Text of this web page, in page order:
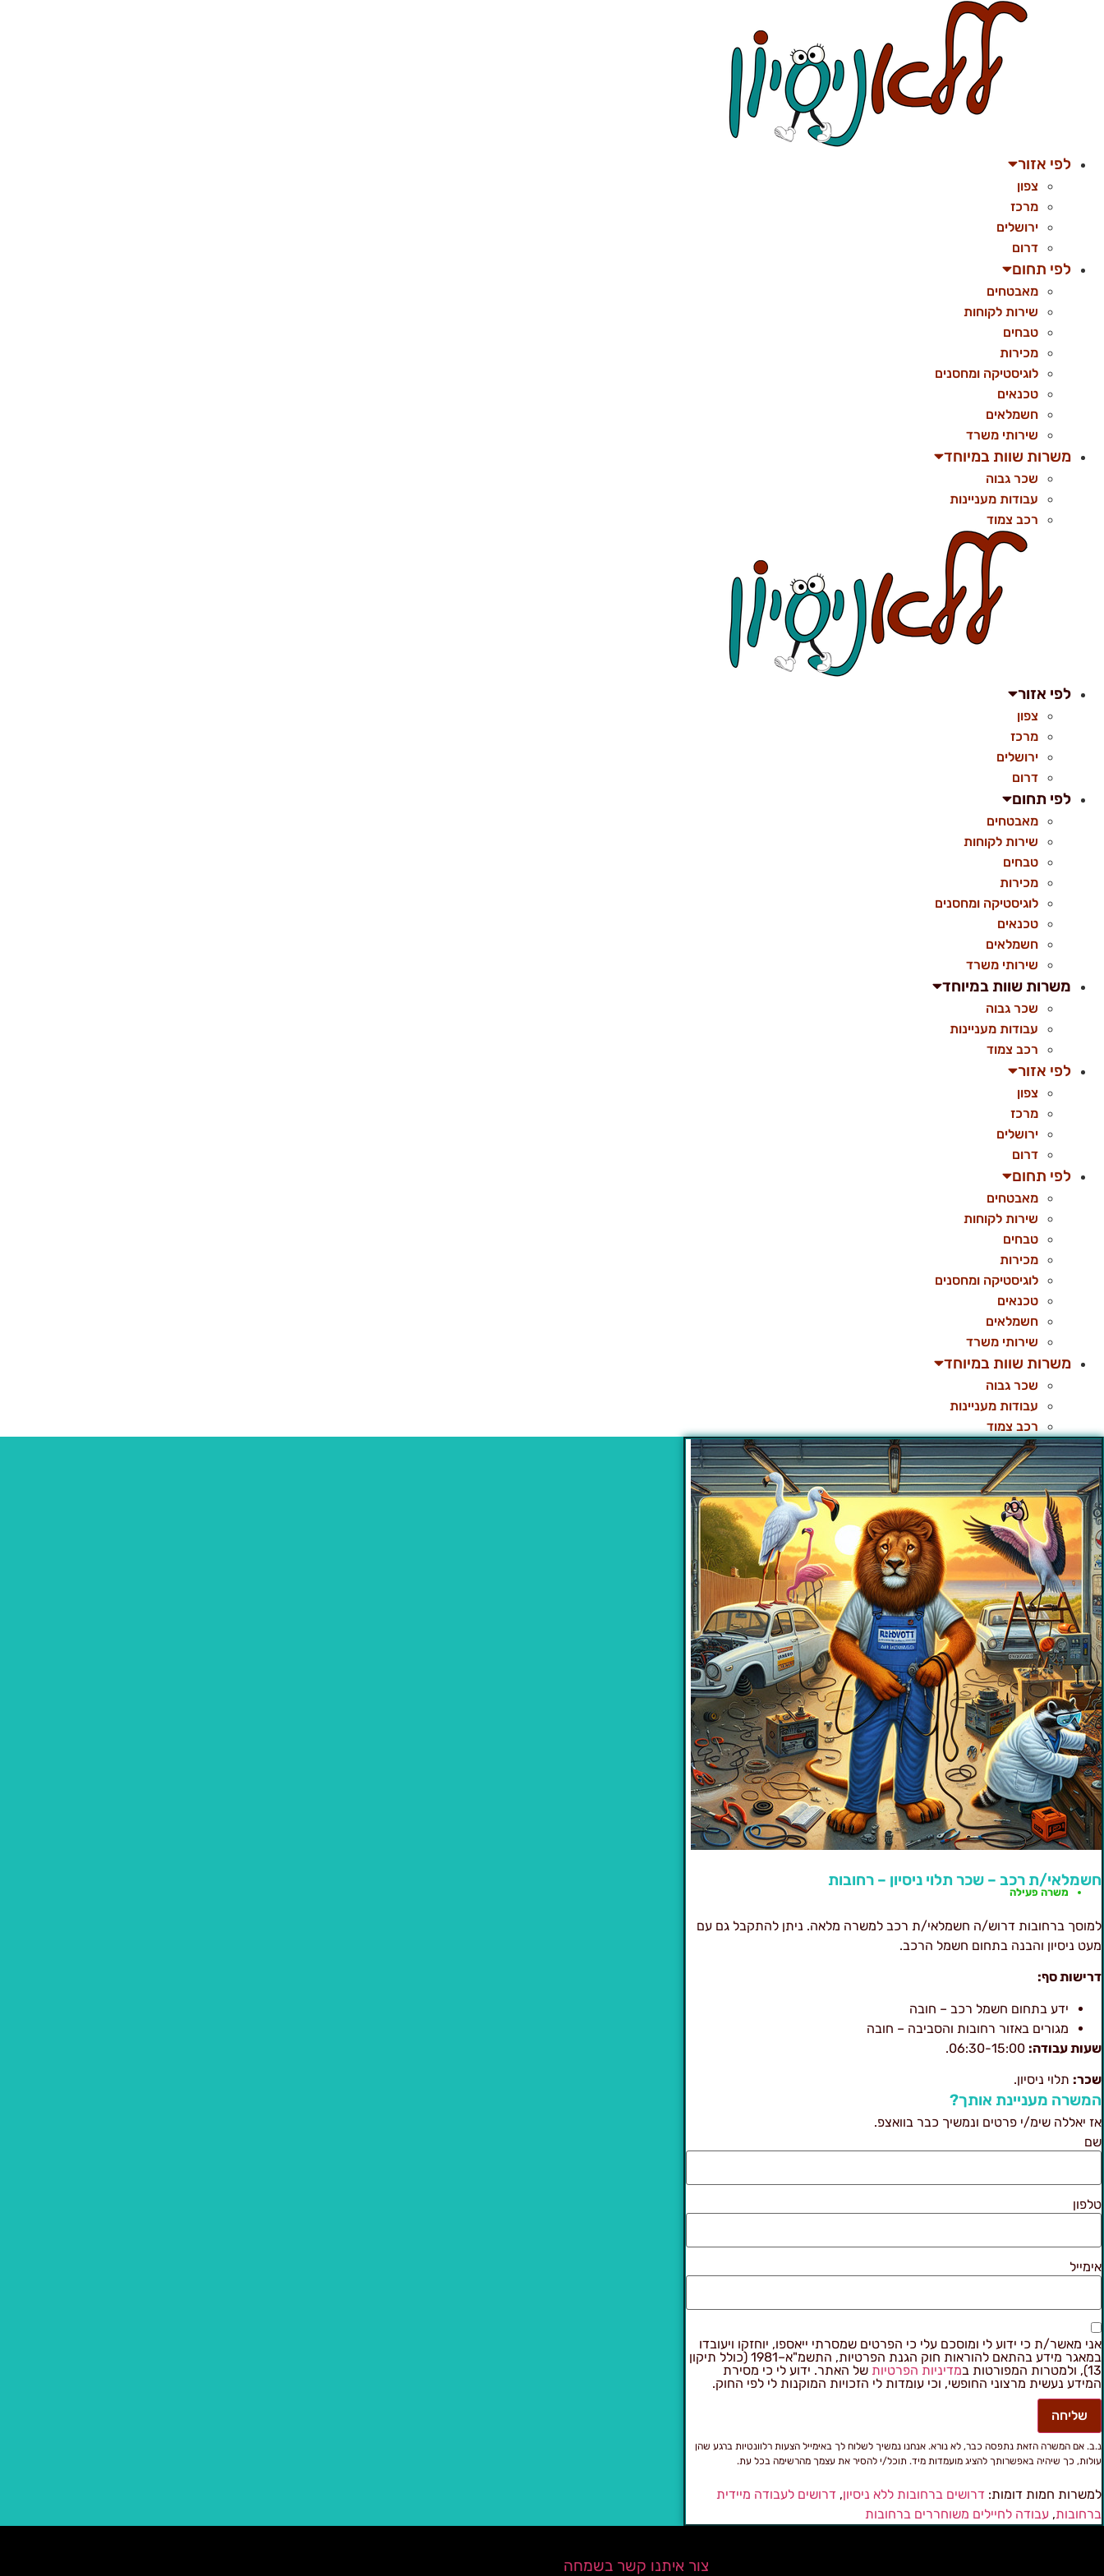
לפי אזור
צפון
מרכז
ירושלים
דרום
לפי תחום
מאבטחים
שירות לקוחות
טבחים
מכירות
לוגיסטיקה ומחסנים
טכנאים
חשמלאים
שירותי משרד
משרות שוות במיוחד
שכר גבוה
עבודות מעניינות
רכב צמוד
לפי אזור
צפון
מרכז
ירושלים
דרום
לפי תחום
מאבטחים
שירות לקוחות
טבחים
מכירות
לוגיסטיקה ומחסנים
טכנאים
חשמלאים
שירותי משרד
משרות שוות במיוחד
שכר גבוה
עבודות מעניינות
רכב צמוד
לפי אזור
צפון
מרכז
ירושלים
דרום
לפי תחום
מאבטחים
שירות לקוחות
טבחים
מכירות
לוגיסטיקה ומחסנים
טכנאים
חשמלאים
שירותי משרד
משרות שוות במיוחד
שכר גבוה
עבודות מעניינות
רכב צמוד
חשמלאי/ת רכב – שכר תלוי ניסיון – רחובות
משרה פעילה
למוסך ברחובות דרוש/ה חשמלאי/ת רכב למשרה מלאה. ניתן להתקבל גם עם
מעט ניסיון והבנה בתחום חשמל הרכב.
דרישות סף:
ידע בתחום חשמל רכב – חובה
מגורים באזור רחובות והסביבה – חובה
שעות עבודה:
שכר: תלוי ניסיון.
המשרה מעניינת אותך?
אז יאללה שימ/י פרטים ונמשיך כבר בוואצפ.
שם
טלפון
אימייל
אני מאשר/ת כי ידוע לי ומוסכם עלי כי הפרטים שמסרתי ייאספו, יוחזקו ויעובדו
במאגר מידע בהתאם להוראות חוק הגנת הפרטיות, התשמ"א–1981 (כולל תיקון
13), ולמטרות המפורטות ב
מדיניות הפרטיות של האתר. ידוע לי כי מסירת
המידע נעשית מרצוני החופשי, וכי עומדות לי הזכויות המוקנות לי לפי החוק.
שליחה
נ.ב. אם המשרה הזאת נתפסה כבר, לא נורא. אנחנו נמשיך לשלוח לך באימייל הצעות רלוונטיות ברגע שהן
עולות, כך שיהיה באפשרותך להציג מועמדות מיד. תוכל/י להסיר את עצמך מהרשימה בכל עת.
למשרות חמות דומות: דרושים ברחובות ללא ניסיון, דרושים לעבודה מיידית
ברחובות, עבודה לחיילים משוחררים ברחובות
צור איתנו קשר בשמחה